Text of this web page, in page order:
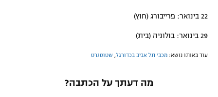
22 בינואר: פרייבורג (חוץ)
29 בינואר: בולוניה (בית)
עוד באותו נושא: מכבי תל אביב בכדורגל שטוטגרט
מה דעתך על הכתבה?